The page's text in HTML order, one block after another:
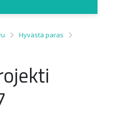
Hyvästä paras